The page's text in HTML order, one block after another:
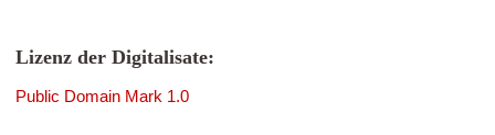
Lizenz der Digitalisate:
Public Domain Mark 1.0